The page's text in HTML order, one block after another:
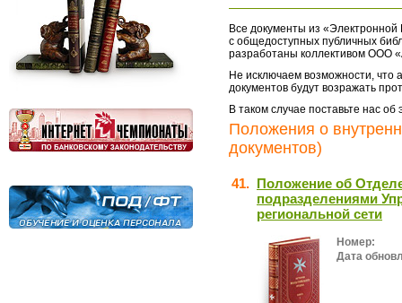
Все документы из «Электронной
с общедоступных публичных
разработаны коллективом ООО
Не исключаем возможности, что
документов будут возражать
В таком случае поставьте нас
Положения о
документов)
41. Положение об
подразделениями
региональной сети
Номер:
Дата